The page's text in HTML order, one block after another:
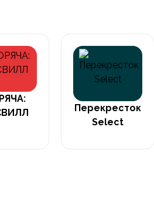
Перекресток
Select